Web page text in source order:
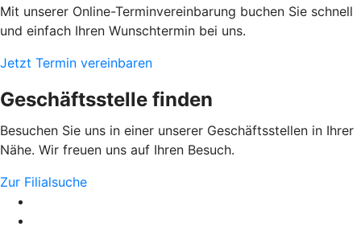
Mit unserer Online-Terminvereinbarung buchen Sie schnell
und einfach Ihren Wunschtermin bei uns.
Jetzt Termin vereinbaren
Geschäftsstelle finden
Besuchen Sie uns in einer unserer Geschäftsstellen in Ihrer
Nähe. Wir freuen uns auf Ihren Besuch.
Zur Filialsuche